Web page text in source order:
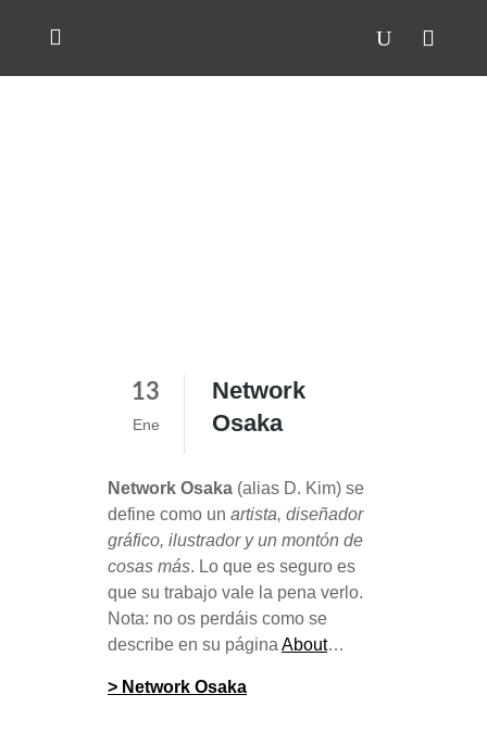
13
Ene
Network
Osaka
Network Osaka (alias D. Kim) se
define como un artista, diseñador
gráfico, ilustrador y un montón de
cosas más. Lo que es seguro es
que su trabajo vale la pena verlo.
Nota: no os perdáis como se
describe en su página About…
> Network Osaka